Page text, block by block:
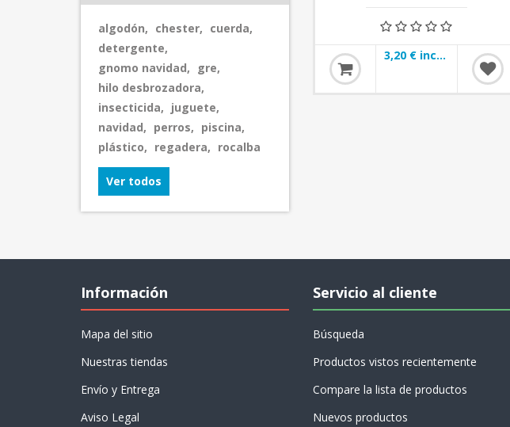
3,20 € incl impuestos
algodón, chester, cuerda,
detergente,
gnomo navidad, gre,
hilo desbrozadora,
insecticida, juguete,
navidad, perros, piscina,
plástico, regadera, rocalba
Ver todos
Información
Mapa del sitio
Nuestras tiendas
Envío y Entrega
Aviso Legal
Servicio al cliente
Búsqueda
Productos vistos recientemente
Compare la lista de productos
Nuevos productos